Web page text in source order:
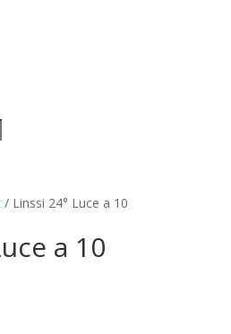
/ Linssi 24° Luce a 10
a 10